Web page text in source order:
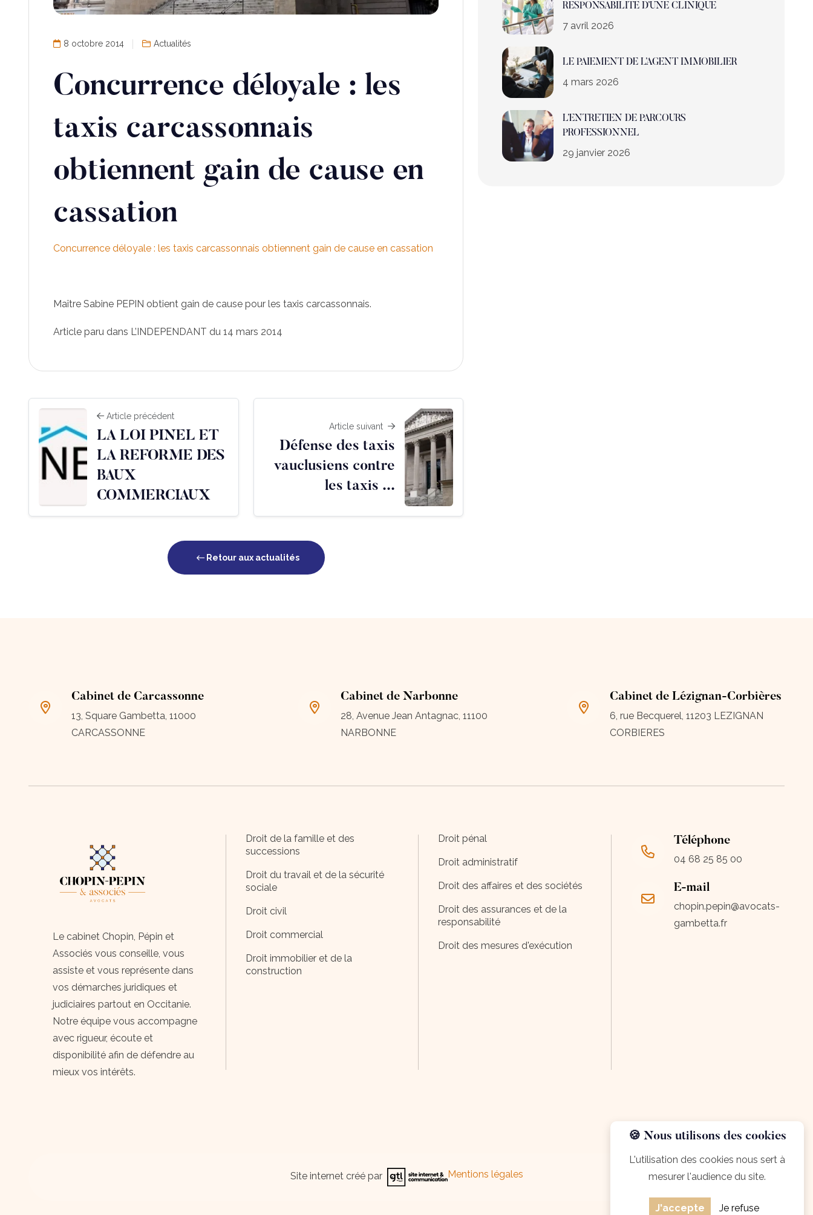
8 octobre 2014 Actualités
Concurrence déloyale : les
taxis carcassonnais
obtiennent gain de cause en
cassation
Concurrence déloyale : les taxis carcassonnais obtiennent gain de cause en cassation
Maître Sabine PEPIN obtient gain de cause pour les taxis carcassonnais.
Article paru dans L’INDEPENDANT du 14 mars 2014
Article précédent
LA LOI PINEL ET
LA REFORME DES
BAUX
COMMERCIAUX
Article suivant
Défense des taxis
vauclusiens contre
les taxis ...
Retour aux actualités
RESPONSABILITE D’UNE CLINIQUE
7 avril 2026
LE PAIEMENT DE L’AGENT IMMOBILIER
4 mars 2026
L’ENTRETIEN DE PARCOURS
PROFESSIONNEL
29 janvier 2026
Cabinet de Carcassonne
13, Square Gambetta, 11000
CARCASSONNE
Cabinet de Narbonne
28, Avenue Jean Antagnac, 11100
NARBONNE
Cabinet de Lézignan-Corbières
6, rue Becquerel, 11203 LEZIGNAN
CORBIERES
Le cabinet Chopin, Pépin et
Associés vous conseille, vous
assiste et vous représente dans
vos démarches juridiques et
judiciaires partout en Occitanie.
Notre équipe vous accompagne
avec rigueur, écoute et
disponibilité afin de défendre au
mieux vos intérêts.
Droit de la famille et des
successions
Droit du travail et de la sécurité
sociale
Droit civil
Droit commercial
Droit immobilier et de la
construction
Droit pénal
Droit administratif
Droit des affaires et des sociétés
Droit des assurances et de la
responsabilité
Droit des mesures d'exécution
Téléphone
04 68 25 85 00
E-mail
chopin.pepin@avocats-
gambetta.fr
Site internet créé par Mentions légales
🍪 Nous utilisons des cookies
L'utilisation des cookies nous sert à
mesurer l'audience du site.
J'accepte Je refuse